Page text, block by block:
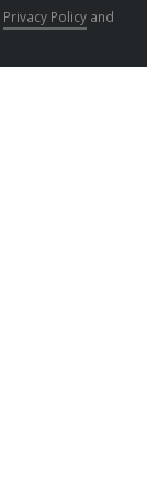
Privacy Policy and